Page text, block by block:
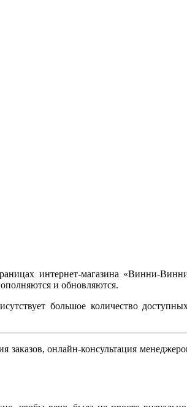
интернет-магазина «Винни-
и обновляются.
большое количество
онлайн-консультация